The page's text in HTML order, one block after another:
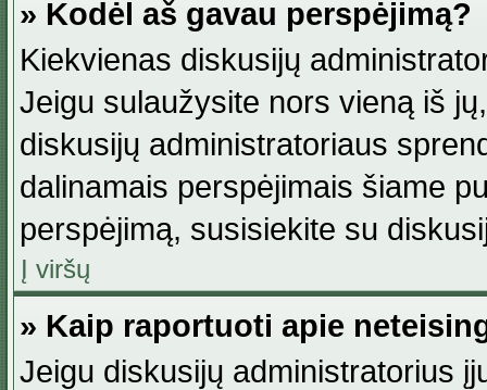
» Kodėl aš gavau perspėjimą?
Kiekvienas diskusijų
Jeigu sulaužysite nors vieną iš
diskusijų administratoriaus
dalinamais perspėjimais šiame
perspėjimą, susisiekite su
Į viršų
» Kaip raportuoti apie
Jeigu diskusijų administratorius